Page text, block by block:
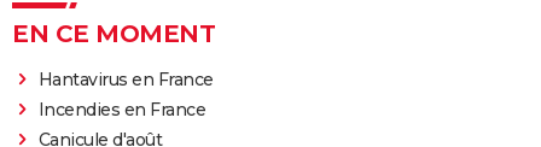
EN CE MOMENT
Hantavirus en France
Incendies en France
Canicule d'août